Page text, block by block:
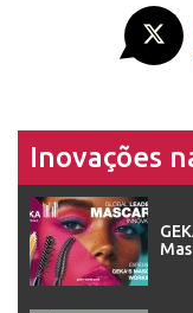
Inovações